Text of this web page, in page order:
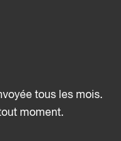
tous les mois.
moment.